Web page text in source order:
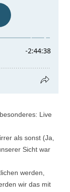
Live
als sonst (Ja,
Sicht war
werden,
wir das mit